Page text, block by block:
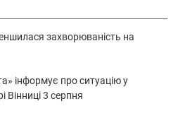
захворюваність на
інформує про ситуацію у
Вінниці 3 серпня